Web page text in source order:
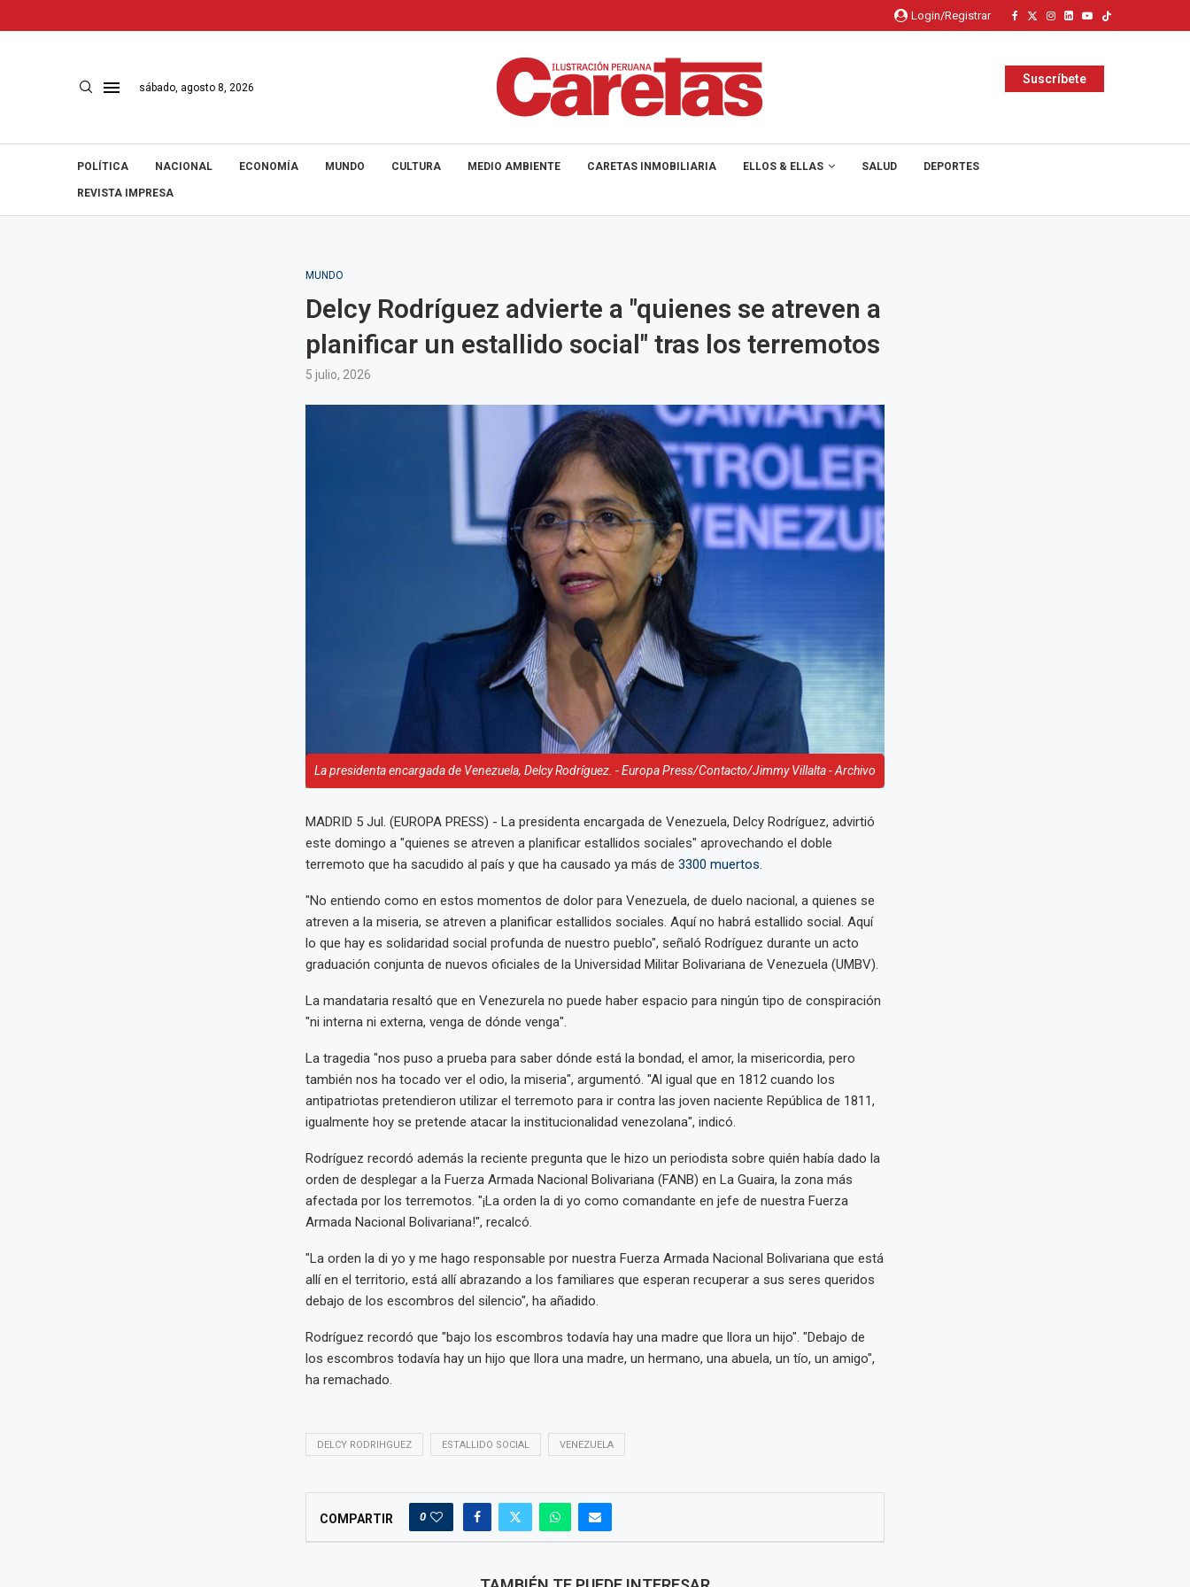
Login/Registrar
sábado, agosto 8, 2026
Suscríbete
POLÍTICA NACIONAL ECONOMÍA MUNDO CULTURA MEDIO AMBIENTE CARETAS INMOBILIARIA ELLOS & ELLAS SALUD DEPORTES
REVISTA IMPRESA
MUNDO
Delcy Rodríguez advierte a "quienes se atreven a
planificar un estallido social" tras los terremotos
5 julio, 2026
La presidenta encargada de Venezuela, Delcy Rodríguez. - Europa Press/Contacto/Jimmy Villalta - Archivo
MADRID 5 Jul. (EUROPA PRESS) - La presidenta encargada de Venezuela, Delcy Rodríguez, advirtió
este domingo a "quienes se atreven a planificar estallidos sociales" aprovechando el doble
terremoto que ha sacudido al país y que ha causado ya más de 3300 muertos.
"No entiendo como en estos momentos de dolor para Venezuela, de duelo nacional, a quienes se
atreven a la miseria, se atreven a planificar estallidos sociales. Aquí no habrá estallido social. Aquí
lo que hay es solidaridad social profunda de nuestro pueblo", señaló Rodríguez durante un acto
graduación conjunta de nuevos oficiales de la Universidad Militar Bolivariana de Venezuela (UMBV).
La mandataria resaltó que en Venezurela no puede haber espacio para ningún tipo de conspiración
"ni interna ni externa, venga de dónde venga".
La tragedia "nos puso a prueba para saber dónde está la bondad, el amor, la misericordia, pero
también nos ha tocado ver el odio, la miseria", argumentó. "Al igual que en 1812 cuando los
antipatriotas pretendieron utilizar el terremoto para ir contra las joven naciente República de 1811,
igualmente hoy se pretende atacar la institucionalidad venezolana", indicó.
Rodríguez recordó además la reciente pregunta que le hizo un periodista sobre quién había dado la
orden de desplegar a la Fuerza Armada Nacional Bolivariana (FANB) en La Guaira, la zona más
afectada por los terremotos. "¡La orden la di yo como comandante en jefe de nuestra Fuerza
Armada Nacional Bolivariana!", recalcó.
"La orden la di yo y me hago responsable por nuestra Fuerza Armada Nacional Bolivariana que está
allí en el territorio, está allí abrazando a los familiares que esperan recuperar a sus seres queridos
debajo de los escombros del silencio", ha añadido.
Rodríguez recordó que "bajo los escombros todavía hay una madre que llora un hijo". "Debajo de
los escombros todavía hay un hijo que llora una madre, un hermano, una abuela, un tío, un amigo",
ha remachado.
DELCY RODRIHGUEZ ESTALLIDO SOCIAL VENEZUELA
COMPARTIR 0